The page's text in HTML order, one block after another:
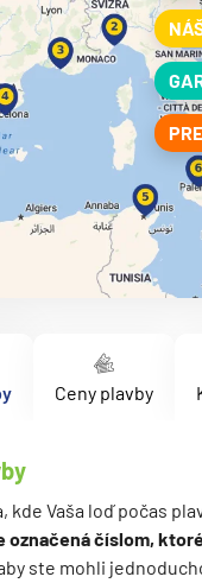
Ceny plavby
kde Vaša loď počas
označená číslom,
ste mohli